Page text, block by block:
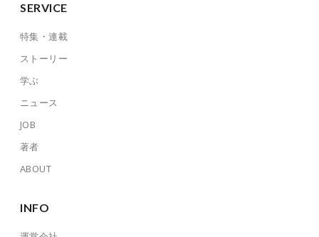
SERVICE
特集・連載
ストーリー
学ぶ
ニュース
JOB
著者
ABOUT
INFO